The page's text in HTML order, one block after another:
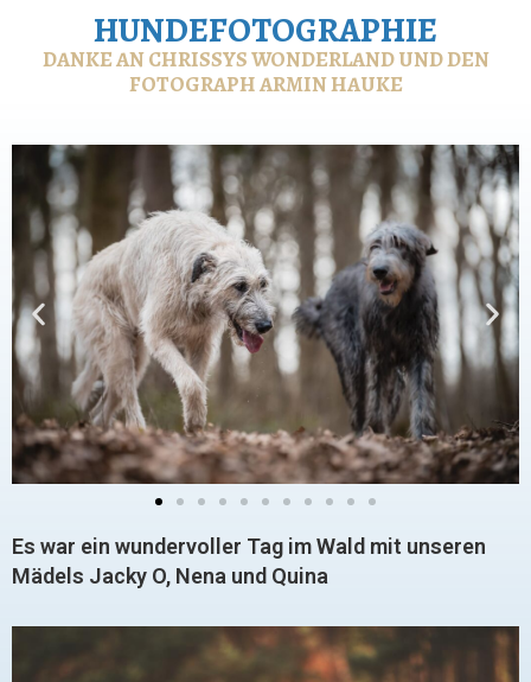
HUNDEFOTOGRAPHIE
DANKE ANCHRISSYS WONDERLANDUND DEN
FOTOGRAPHARMIN HAUKE
Es war ein wundervoller Tag im Wald mit unseren
Mädels Jacky O, Nena und Quina